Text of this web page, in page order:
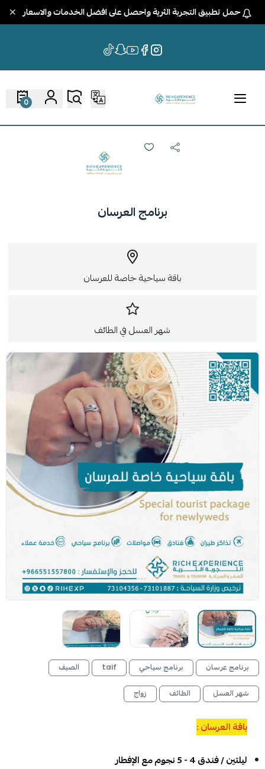
حمل تطبيق التجربة الثرية واحصل على افضل الخدمات والاسعار
0
برنامج العرسان
باقة سياحية خاصة للعرسان
شهر العسل في الطائف
برنامج عرسان برنامج سياحي taif
الصيف
شهر العسل
الطائف زواج
باقة العرسان :
ليلتين / فندق 4 - 5 نجوم مع الإفطار